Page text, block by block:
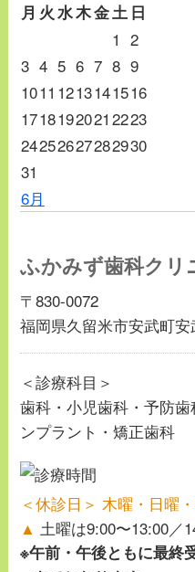
月 火 水木金土 日
6月
1 2
3 4 5 6 7 8 9
1011 1213141516
1718192021 2223
24252627282930
31
ふかみず歯科クリ
〒830-0072
福岡県久留米市安武町安
＜診療科目＞
歯科・小児歯科・予防
ンプラント・矯正歯科
＜休診日＞ 木曜・日曜
▲ 土曜は9:00〜13:00／
※午前・午後ともに最終